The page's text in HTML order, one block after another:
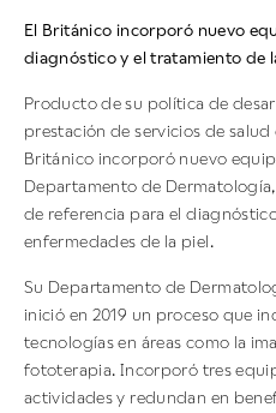
El Británico incorporó nuevo
diagnóstico y el tratamiento de
Producto de su política de
prestación de servicios de salud
Británico incorporó nuevo
Departamento de
de referencia para el
enfermedades de la piel.
Su Departamento de
inició en 2019 un proceso que
tecnologías en áreas como la
fototerapia. Incorporó tres
actividades y redundan en